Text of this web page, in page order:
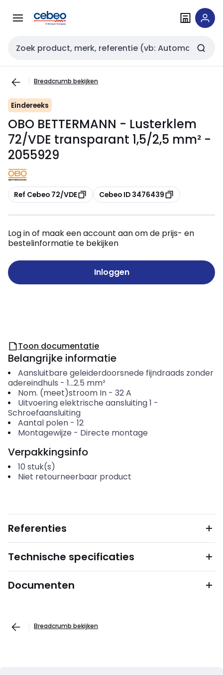
naar
naar
Zoekveld invoer
Breadcrumb bekijken
Eindereeks
OBO BETTERMANN - Lusterklem
72/VDE transparant 1,5/2,5 mm² -
2055929
Kopiëren
Ref Cebeo 72/VDE Kopiëren
Cebeo ID 3476439
Log in of maak een account aan om de prijs- en
bestelinformatie te bekijken
Inloggen
Toon documentatie
Belangrijke informatie
Aansluitbare geleiderdoorsnede fijndraads zonder
adereindhuls - 1...2.5 mm²
Nom. (meet)stroom In- 32A
Uitvoering elektrische aansluiting 1 -
Schroefaansluiting
Aantal polen- 12
Montagewijze - Directe montage
Verpakkingsinfo
10 stuk(s)
Niet retourneerbaar product
Referenties
Technische specificaties
Documenten
Breadcrumb bekijken